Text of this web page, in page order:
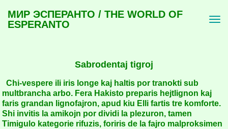
МИР ЭСПЕРАНТО / THE WORLD OF
ESPERANTO
Sabrodentaj tigroj
Chi-vespere ili iris longe kaj haltis por tranokti sub
multbrancha arbo. Fera Hakisto preparis hejtlignon kaj
faris grandan lignofajron, apud kiu Elli fartis tre komforte.
Shi invitis la amikojn por dividi la plezuron, tamen
Timigulo kategorie rifuzis, foriris de la fajro malproksimen